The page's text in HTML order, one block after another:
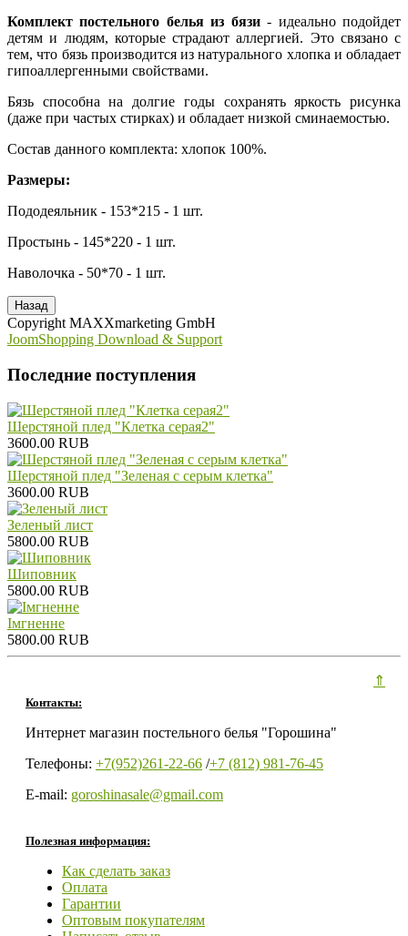
Комплект постельного белья из бязи- идеально подойдет
детям и людям, которые страдают аллергией. Это связано с
тем, что бязь производится из натурального хлопка и обладает
гипоаллергенными свойствами.
Бязь способна на долгие годы сохранять яркость рисунка
(даже при частых стирках) и обладает низкой сминаемостью.
Состав данного комплекта: хлопок 100%.
Размеры:
Пододеяльник - 153*215 - 1 шт.
Простынь - 145*220 - 1 шт.
Наволочка - 50*70 - 1 шт.
Copyright MAXXmarketing GmbH
JoomShopping Download & Support
Последние поступления
Шерстяной плед "Клетка серая2"
3600.00 RUB
Шерстяной плед "Зеленая с серым клетка"
3600.00 RUB
Зеленый лист
5800.00 RUB
Шиповник
5800.00 RUB
Iмгненне
5800.00 RUB
Контакты:
Интернет магазин постельного белья "Горошина"
Телефоны: +7(952)261-22-66 /+7 (812) 981-76-45
E-mail: goroshinasale@gmail.com
Полезная информация:
Как сделать заказ
Оплата
Гарантии
Оптовым покупателям
⇑